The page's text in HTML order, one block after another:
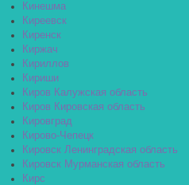
Кинешма
Киреевск
Киренск
Киржач
Кириллов
Кириши
Киров Калужская область
Киров Кировская область
Кировград
Кирово-Чепецк
Кировск Ленинградская область
Кировск Мурманская область
Кирс